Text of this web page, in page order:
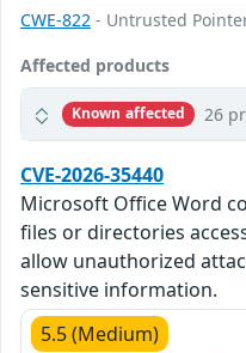
CWE-822 - Untrusted
Affected products
Known affected 26
CVE-2026-35440
Microsoft Office Word
files or directories
allow unauthorized
sensitive information.
5.5 (Medium)